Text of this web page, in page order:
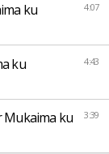
4:07
ku
4:43
ku
3:39
Mukaima ku